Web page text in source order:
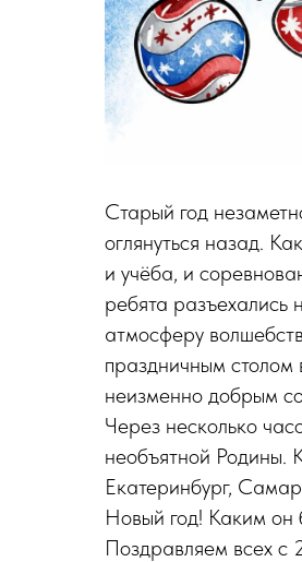
Старый год
оглянуться назад.
и учёба, и
ребята разъехались
атмосферу
праздничным столом
неизменно добрым
Через несколько
необъятной Родины.
Екатеринбург,
Новый год! Каким он
Поздравляем всех с